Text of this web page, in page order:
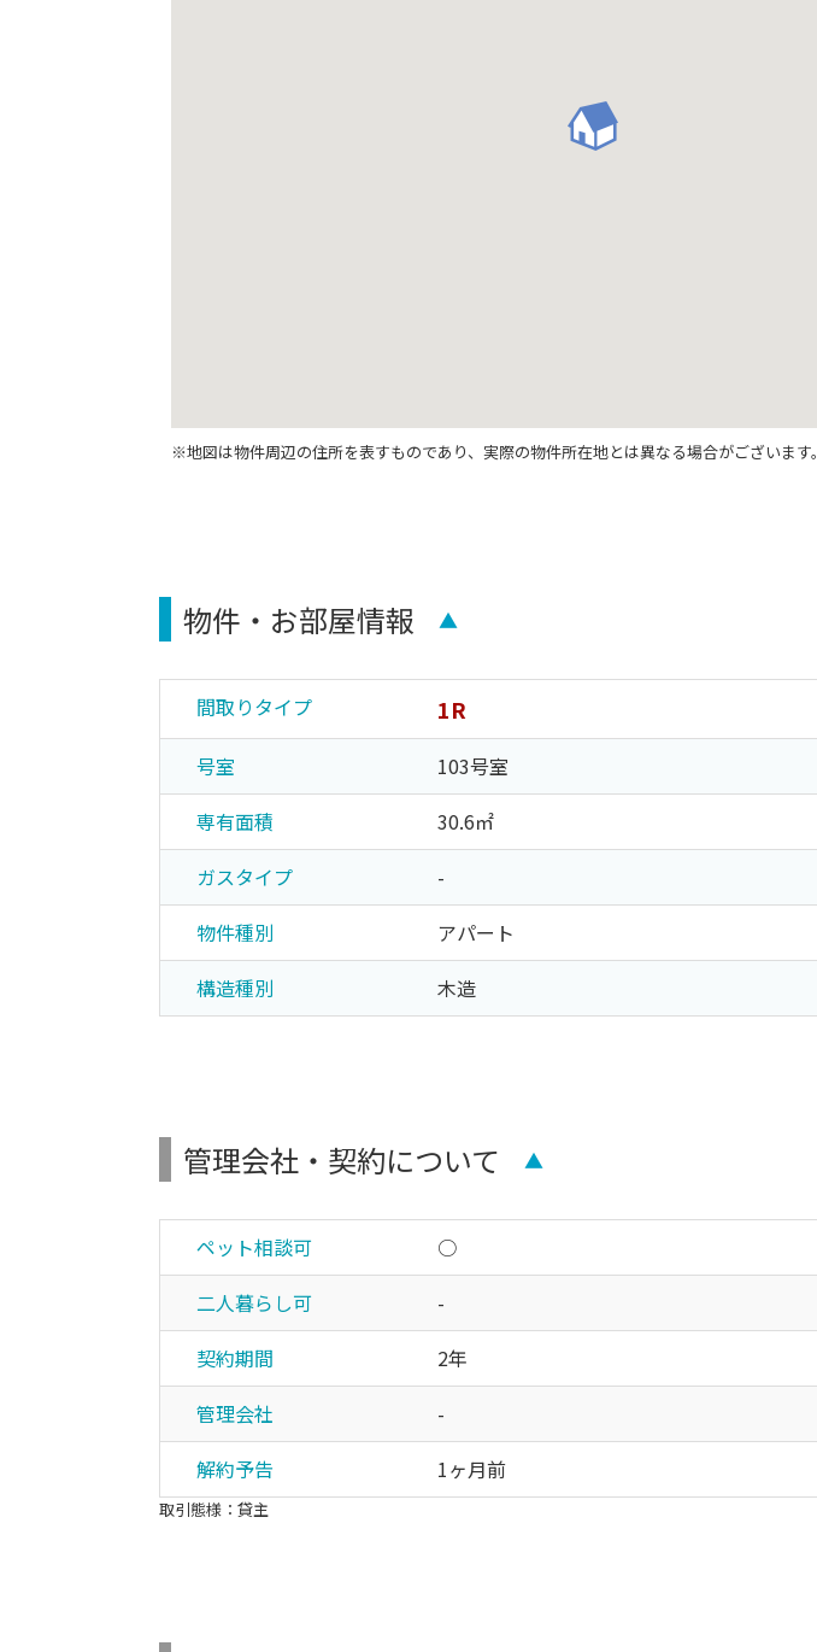
※地図は物件周辺の住所を表すものであり、実際の物件所在地とは異なる場合がございます。
物件・お部屋情報 ▲
間取りタイプ 1R
号室 103号室
専有面積
30.6㎡
ガスタイプ
-
物件種別
アパート
構造種別
木造
管理会社・契約について ▲
ペット相談可 ○
二人暮らし可
-
契約期間
2年
管理会社
-
解約予告
1ヶ月前
取引態様：貸主